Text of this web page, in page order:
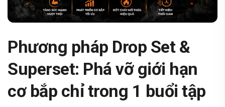
Phương pháp Drop Set &
Superset: Phá vỡ giới hạn
cơ bắp chỉ trong 1 buổi tập